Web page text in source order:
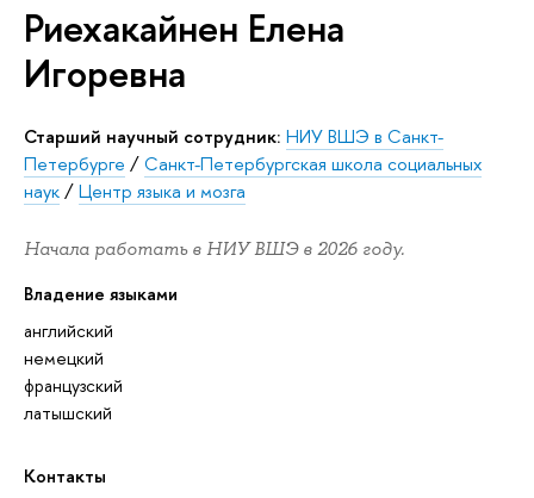
Риехакайнен Елена
Игоревна
Старший научный сотрудник: НИУ ВШЭ в Санкт-
Петербурге /Санкт-Петербургская школа социальных
наук/Центр языка и мозга
Начала работать в НИУ ВШЭ в 2026 году.
Владение языками
английский
немецкий
французский
латышский
Контакты